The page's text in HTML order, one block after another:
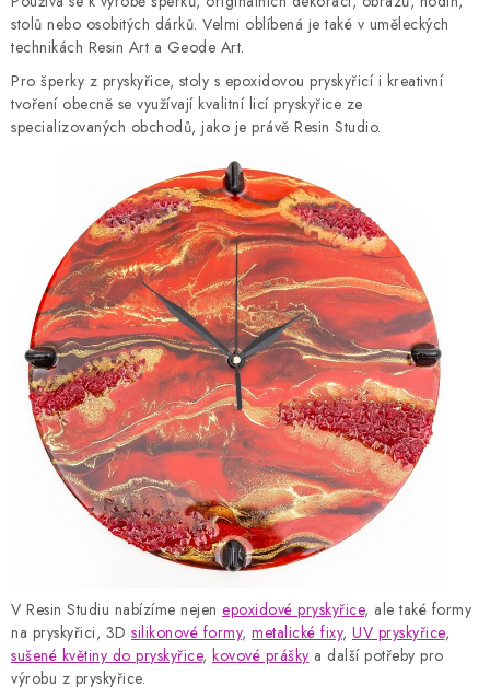
stolů nebo osobitých dárků. Velmi oblíbená je také v uměleckých
technikách Resin Art a Geode Art.
Pro šperky z pryskyřice, stoly s epoxidovou pryskyřicí i kreativní
tvoření obecně se využívají kvalitní licí pryskyřice ze
specializovaných obchodů, jako je právě Resin Studio.
V Resin Studiu nabízíme nejen epoxidové pryskyřice, ale také formy
na pryskyřici, 3D silikonové formy, metalické fixy, UV pryskyřice,
sušené květiny do pryskyřice, kovové prášky a další potřeby pro
výrobu z pryskyřice.